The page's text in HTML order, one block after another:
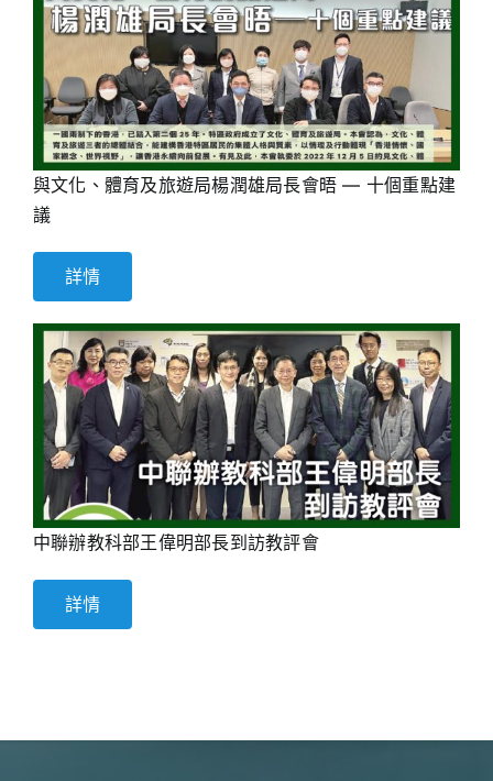
與文化、體育及旅遊局楊潤雄局長會晤 — 十個重點建
議
詳情
中聯辦教科部王偉明部長到訪教評會
詳情